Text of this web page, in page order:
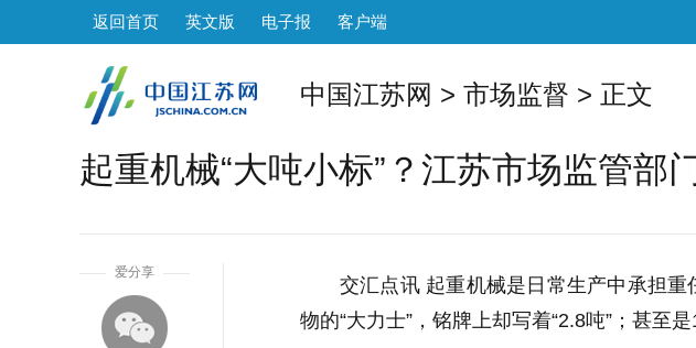
返回首页 英文版 电子报 客户端
中国江苏网 > 市场监督 > 正文
起重机械“大吨小标”？江苏市场监管部
爱分享
交汇点讯 起重机械是日常生产中承担
物的“大力士”，铭牌上却写着“2.8吨”；甚至